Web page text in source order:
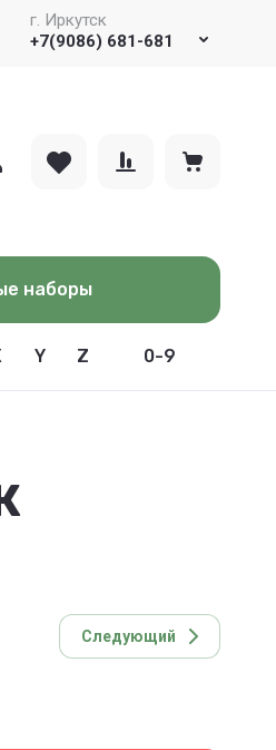
г. Иркутск
+7(9086) 681-681
наборы
0-9
Y Z
Следующий